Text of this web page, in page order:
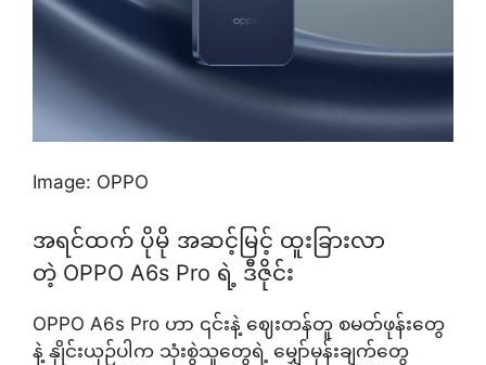
Image: OPPO
အရင်ထက် ပိုမို အဆင့်မြင့် ထူးခြားလာ
တဲ့ OPPO A6s Pro ရဲ့ ဒီဇိုင်း
OPPO A6s Pro ဟာ ၎င်းနဲ့ ဈေးတန်တူ စမတ်ဖုန်းတွေ
နဲ့ နှိုင်းယှဉ်ပါက သုံးစွဲသူတွေရဲ့ မျှော်မှန်းချက်တွေ